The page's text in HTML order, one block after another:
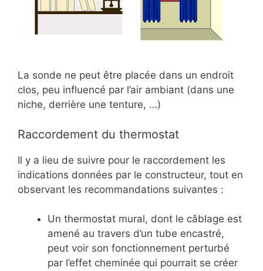
La sonde ne peut être placée dans un endroit
clos, peu influencé par l’air ambiant (dans une
niche, derrière une tenture, …)
Raccordement du thermostat
Il y a lieu de suivre pour le raccordement les
indications données par le constructeur, tout en
observant les recommandations suivantes :
Un thermostat mural, dont le câblage est
amené au travers d’un tube encastré,
peut voir son fonctionnement perturbé
par l’effet cheminée qui pourrait se créer